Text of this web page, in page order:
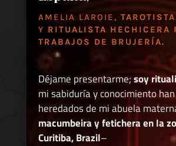
AMELIA LAROIE, TAROTISTA
Y RITUALISTA HECHICERA
TRABAJOS DE BRUJERÍA.
Déjame presentarme;soy
mi sabiduría y conocimiento
heredados de mi abuela
macumbeira y fetichera en la
Curitiba, Brazil–